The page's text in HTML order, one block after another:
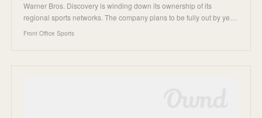
Warner Bros. Discovery is winding down its ownership of its
regional sports networks. The company plans to be fully out by ye…
Front Office Sports